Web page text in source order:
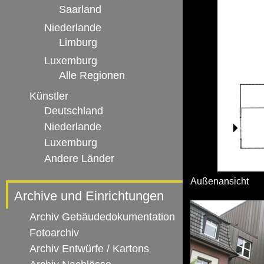
Saarland
Niederlande
Limburg
Luxemburg
Alle Regionen
Künstler
Deutschland
Niederlande
Luxemburg
Andere Länder
Archive und Einrichtungen
Archiv Gebäudedokumentation
Fotoarchiv
Archiv Entwürfe / Kartons
Außenansicht